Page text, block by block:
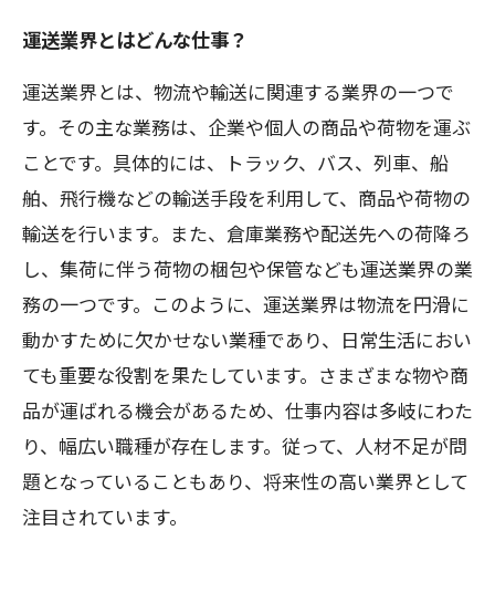
職のポイント
運送業界とはどんな仕事？
運送業界とは、物流や輸送に関連する業界の一つで
す。その主な業務は、企業や個人の商品や荷物を運ぶ
ことです。具体的には、トラック、バス、列車、船
舶、飛行機などの輸送手段を利用して、商品や荷物の
輸送を行います。また、倉庫業務や配送先への荷降ろ
し、集荷に伴う荷物の梱包や保管なども運送業界の業
務の一つです。このように、運送業界は物流を円滑に
動かすために欠かせない業種であり、日常生活におい
ても重要な役割を果たしています。さまざまな物や商
品が運ばれる機会があるため、仕事内容は多岐にわた
り、幅広い職種が存在します。従って、人材不足が問
題となっていることもあり、将来性の高い業界として
注目されています。